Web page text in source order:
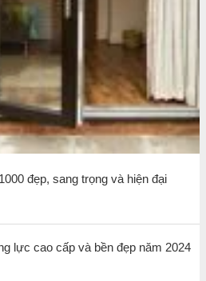
đẹp, sang trọng và hiện đại
lực cao cấp và bền đẹp năm 2024